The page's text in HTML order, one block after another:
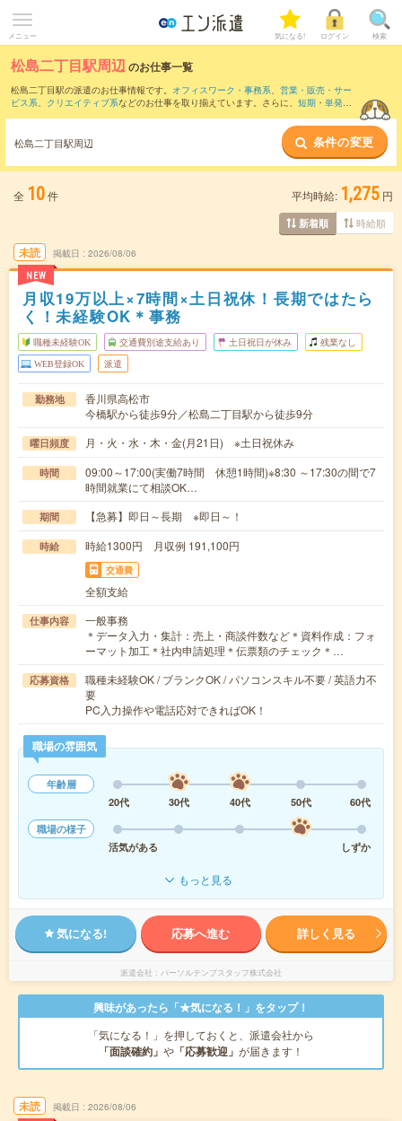
メニュー 気になる! ログイン 検索
松島二丁目駅周辺のお仕事一覧
松島二丁目駅の派遣のお仕事情報です。 オフィスワーク・事務系、 営業・販売・サー
ビス系、 クリエイティブ系などのお仕事を取り揃えています。さらに、 短期 ・ 単発な
また、高松(香川県)駅 栗林公園北口駅 など近隣駅のお
仕事もご確認いただけます。
松島二丁目駅周辺 条件の変更
全 10件 平均時給: 1,275 円
新着順 時給順
未読
NEW
掲載日 2026/08/06
月収19万以上×7時間×土日祝休！長期ではたら
く！未経験OK＊事務
職種未経験OK 交通費別途支給あり 土日祝日が休み 残業なし
WEB登録OK 派遣
勤務地
香川県高松市
今橋駅から徒歩9分／松島二丁目駅から徒歩9分
曜日頻度 月・火・水・木・金(月21日) ※土日祝休み
時間
09:00～17:00(実働7時間 休憩1時間)※8:30 ～17:30の間で7
時間就業にて相談OK…
期間 【急募】即日～長期 ※即日～！
時給 時給1300円 月収例 191,100円
交通費
全額支給
仕事内容
一般事務
＊データ入力・集計：売上・商談件数など＊資料作成：フォ
ーマット加工＊社内申請処理＊伝票類のチェック＊…
応募資格
職種未経験OK / ブランクOK / パソコンスキル不要 / 英語力不
要
PC入力操作や電話応対できればOK！
職場の雰囲気
年齢層
20代
30代 40代 50代
60代
職場の様子
活気がある
しずか
もっと見る
気になる! 応募へ進む 詳しく見る
派遣会社 パーソルテンプスタッフ株式会社
興味があったら「★気になる！」をタップ！
「気になる！」を押しておくと、派遣会社から
「面談確約」 や 「応募歓迎」 が届きます！
未読 掲載日 2026/08/06